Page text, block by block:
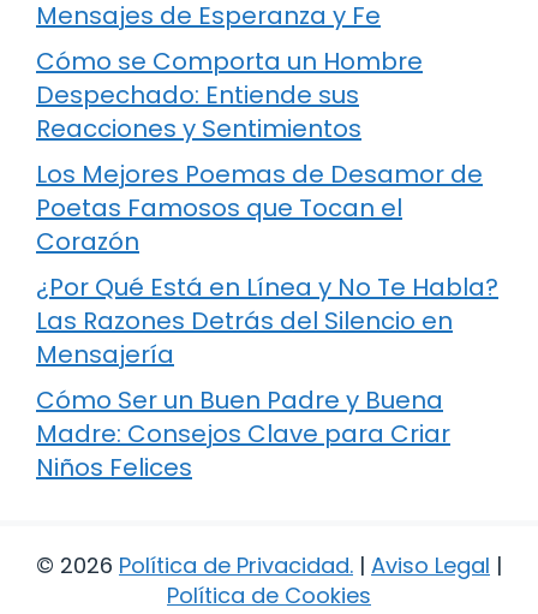
Mensajes de Esperanza y Fe
Cómo se Comporta un Hombre
Despechado: Entiende sus
Reacciones y Sentimientos
Los Mejores Poemas de Desamor de
Poetas Famosos que Tocan el
Corazón
¿Por Qué Está en Línea y No Te Habla?
Las Razones Detrás del Silencio en
Mensajería
Cómo Ser un Buen Padre y Buena
Madre: Consejos Clave para Criar
Niños Felices
© 2026 Política de Privacidad. | Aviso Legal |
Política de Cookies